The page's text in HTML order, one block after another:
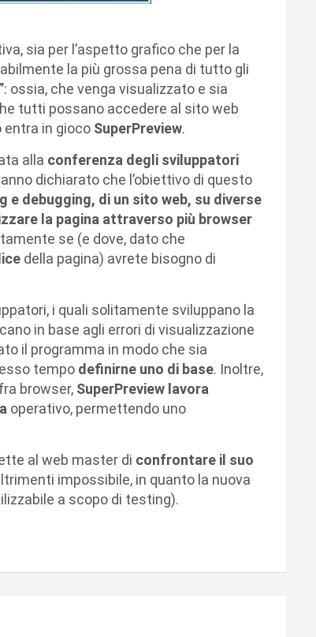
sia per l’aspetto grafico che per la
la più grossa pena di tutto gli
: ossia, che venga visualizzato e sia
tutti possano accedere al sito web
entra in gioco SuperPreview.
alla conferenza degli sviluppatori
dichiarato che l’obiettivo di questo
debugging, di un sito web, su diverse
la pagina attraverso più browser
se (e dove, dato che
della pagina) avrete bisogno di
i quali solitamente sviluppano la
in base agli errori di visualizzazione
il programma in modo che sia
tempo definirne uno di base. Inoltre,
browser, SuperPreview lavora
operativo, permettendo uno
al web master di confrontare il suo
impossibile, in quanto la nuova
a scopo di testing).